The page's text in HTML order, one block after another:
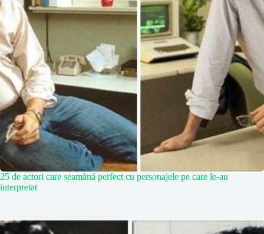
25 de actori care seamănă perfect cu personajele pe care le-au
interpretat